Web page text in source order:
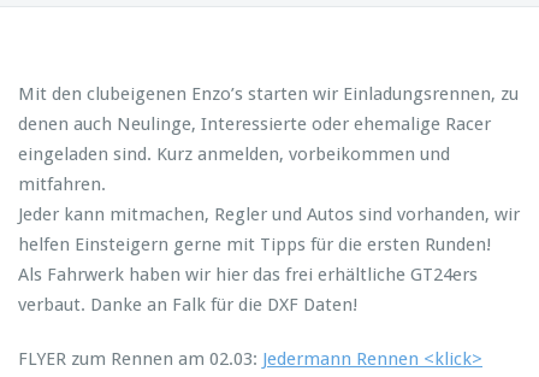
Mit den clubeigenen Enzo’s starten wir Einladungsrennen, zu
denen auch Neulinge, Interessierte oder ehemalige Racer
eingeladen sind. Kurz anmelden, vorbeikommen und
mitfahren.
Jeder kann mitmachen, Regler und Autos sind vorhanden, wir
helfen Einsteigern gerne mit Tipps für die ersten Runden!
Als Fahrwerk haben wir hier das frei erhältliche GT24ers
verbaut. Danke an Falk für die DXF Daten!
FLYER zum Rennen am 02.03: Jedermann Rennen <klick>